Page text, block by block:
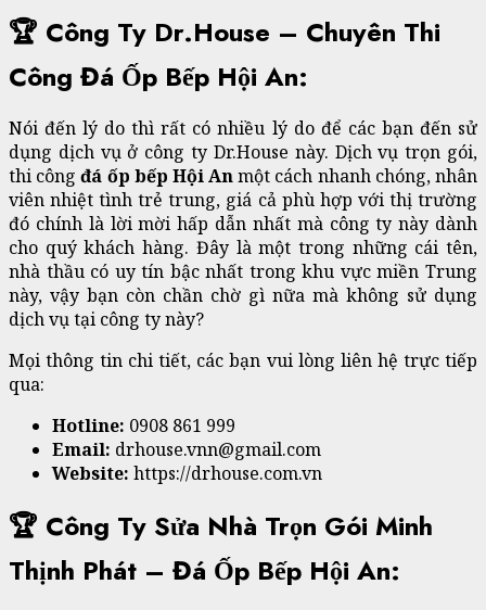
🏆 Công Ty Dr.House – Chuyên Thi
Công Đá Ốp Bếp Hội An:
Nói đến lý do thì rất có nhiều lý do để các bạn đến sử
dụng dịch vụ ở công ty Dr.House này. Dịch vụ trọn gói,
thi côngđá ốp bếp Hội Anmột cách nhanh chóng, nhân
viên nhiệt tình trẻ trung, giá cả phù hợp với thị trường
đó chính là lời mời hấp dẫn nhất mà công ty này dành
cho quý khách hàng. Đây là một trong những cái tên,
nhà thầu có uy tín bậc nhất trong khu vực miền Trung
này, vậy bạn còn chần chờ gì nữa mà không sử dụng
dịch vụ tại công ty này?
Mọi thông tin chi tiết, các bạn vui lòng liên hệ trực tiếp
qua:
Hotline: 0908 861 999
Email: drhouse.vnn@gmail.com
Website: https://drhouse.com.vn
🏆 Công Ty Sửa Nhà Trọn Gói Minh
Thịnh Phát – Đá Ốp Bếp Hội An: